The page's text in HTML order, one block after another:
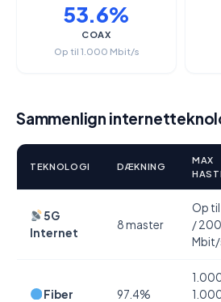
53.6%
COAX
Op til 1.000 Mbit/s
Sammenlign
TEKNOLOGI DÆKNING
MAX
5G
Internet
8 master
Op
/ 200
Mbit/
Fiber 97.4%